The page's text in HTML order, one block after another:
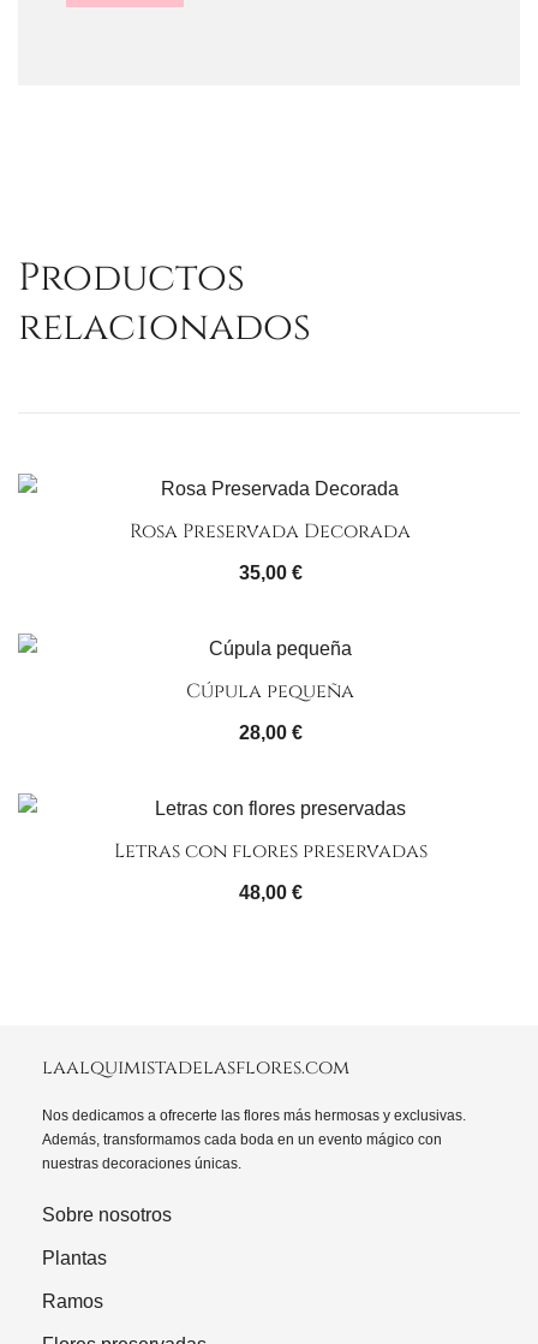
Productos
relacionados
Rosa Preservada Decorada
35,00 €
Cúpula pequeña
28,00 €
Letras con flores preservadas
48,00 €
laalquimistadelasflores.com
Nos dedicamos a ofrecerte las flores más hermosas y exclusivas.
Además, transformamos cada boda en un evento mágico con
nuestras decoraciones únicas.
Sobre nosotros
Plantas
Ramos